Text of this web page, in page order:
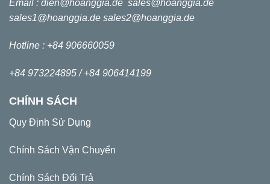
Email : dien@hoanggia.de sales@hoanggia.de
sales1@hoanggia.de sales2@hoanggia.de
Hotline : +84 906660059
+84 973224895 /+84 906414199
CHÍNH SÁCH
Quy Định Sử Dụng
Chính Sách Vận Chuyển
Chính Sách Đổi Trả